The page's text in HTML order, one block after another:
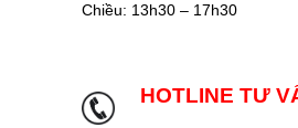
Chiều: 13h30 – 17h30
HOTLINE TƯ